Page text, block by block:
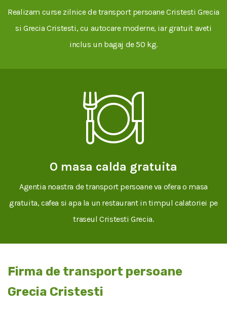
Realizam curse zilnice de transport persoane Cristesti Grecia
si Grecia Cristesti, cu autocare moderne, iar gratuit aveti
inclus un bagaj de 50 kg.
O masa calda gratuita
Agentia noastra de transport persoane va ofera o masa
gratuita, cafea si apa la un restaurant in timpul calatoriei pe
traseul Cristesti Grecia.
Firma de transport persoane
Grecia Cristesti